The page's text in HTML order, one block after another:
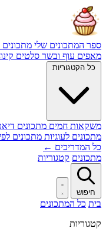
ספר המתכונים שלי
מאפים עוף ובשר סלטים
כל הקטגוריות
משקאות חמים מתכונים
מתכונים לעוגיות מתכונים
כל המדריכים ←
מתכונים קטגוריות
חיפוש
בית כל המתכונים
קטגוריות